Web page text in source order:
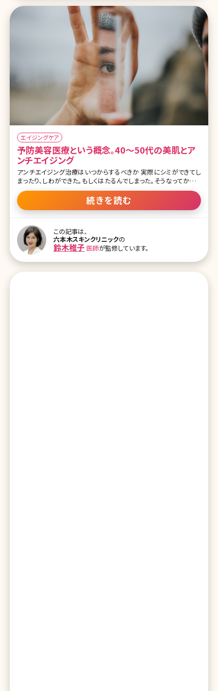
エイジングサイン 1-2.ボディに見るエイジングサイン 1-3.健康面でも
エイジングサインが! 2.参考にしたい!お肌の悩み解消ブログ 2-1.居原
田麗オフィシャルブログ～女医R～そんな女の独り言 2-2.形成外科
医 肌の再生医療の専門家北條元治先生のインスタ 2-3.CLASSY仙
エイジングケア
予防美容医療という概念。40〜50代の美肌とア
ンチエイジング
アンチエイジング治療はいつからするべきか 実際にシミができてし
まったり、しわができた。もしくはたるんでしまった。そうなってからそ
れを治すのは大変です。これは体の中のことと同じです。高血圧や糖
尿病になってしまってそれを改善する大変さと比較して、なる前に食
事など気をつけているほうがどれだけ楽かは少しずつ浸透してきて
ぼいないのが現状です。女性、男性ともに、年をとってきて変わってし
まった自分の見た目に衝撃を受けると一生懸命そこからがんばり始
める方は多いです。 でも、治すのって1年前の自分に戻すだけでもか
なり難しいのですが、1年たっても1カ月分しか年をとらせないのは楽
なんです。多くの方に美容でも予防医療をすることによって美しい肌
続きを読む
この記事は、
六本木スキンクリニックの
鈴木稚子 医師が監修しています。